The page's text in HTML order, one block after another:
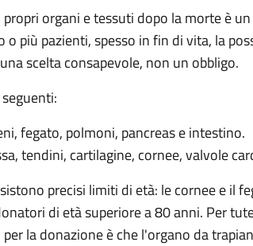
organi e tessuti dopo la morte è
o più pazienti, spesso in fin di vita, la
scelta consapevole, non un obbligo.
fegato, polmoni, pancreas e intestino.
tendini, cartilagine, cornee, valvole
precisi limiti di età: le cornee e il
di età superiore a 80 anni. Per
la donazione è che l'organo da